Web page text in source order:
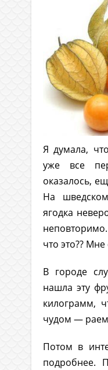
Я думала,
уже все
оказалось,
На
ягодка
что это??
В городе
нашла эту
килограмм,
чудом —
Потом в
подробнее.